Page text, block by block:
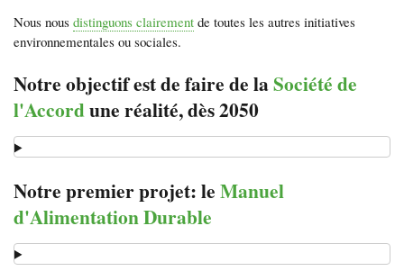
Nous nous distinguons clairement de toutes les autres initiatives
environnementales ou sociales.
Notre objectif est de faire de laSociété de
l'Accordune réalité, dès 2050
Notre premier projet: leManuel
d'Alimentation Durable